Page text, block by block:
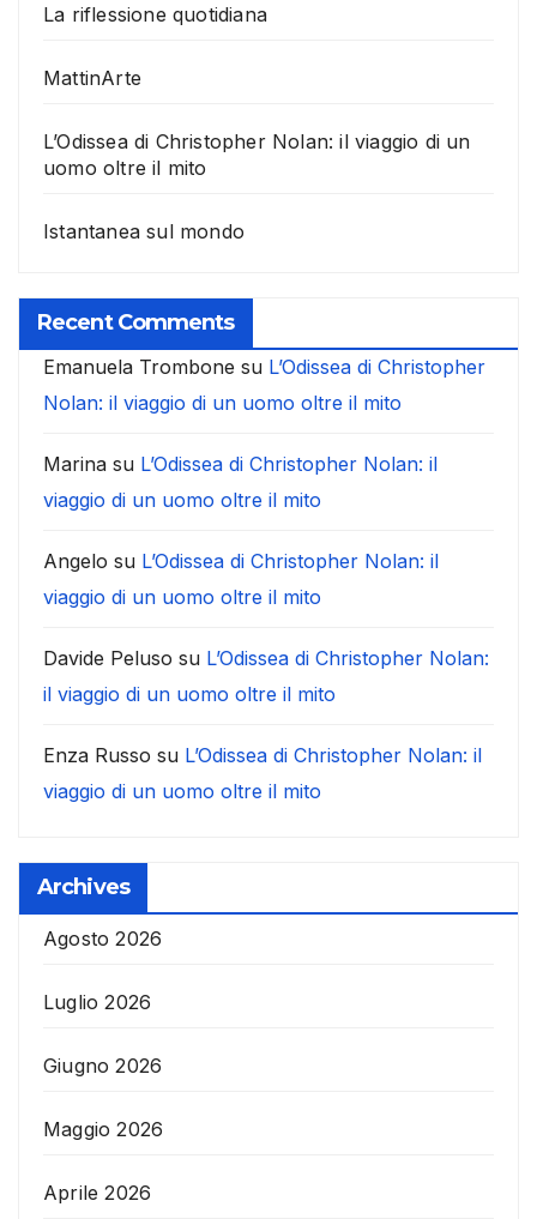
La riflessione quotidiana
MattinArte
L’Odissea di Christopher Nolan: il viaggio di un
uomo oltre il mito
Istantanea sul mondo
Recent Comments
Emanuela Trombone su L’Odissea di Christopher
Nolan: il viaggio di un uomo oltre il mito
Marina su L’Odissea di Christopher Nolan: il
viaggio di un uomo oltre il mito
Angelo su L’Odissea di Christopher Nolan: il
viaggio di un uomo oltre il mito
Davide Peluso su L’Odissea di Christopher Nolan:
il viaggio di un uomo oltre il mito
Enza Russo su L’Odissea di Christopher Nolan: il
viaggio di un uomo oltre il mito
Archives
Agosto 2026
Luglio 2026
Giugno 2026
Maggio 2026
Aprile 2026